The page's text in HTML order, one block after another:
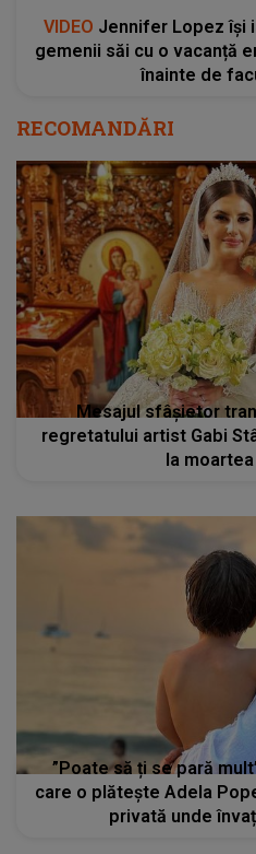
VIDEO Jennifer Lopez își
gemenii săi cu o vacanță
înainte de
RECOMANDĂRI
Mesajul sfâșietor
regretatului artist Gabi
la
”Poate să ți se pară
care o plătește Adela
privată unde